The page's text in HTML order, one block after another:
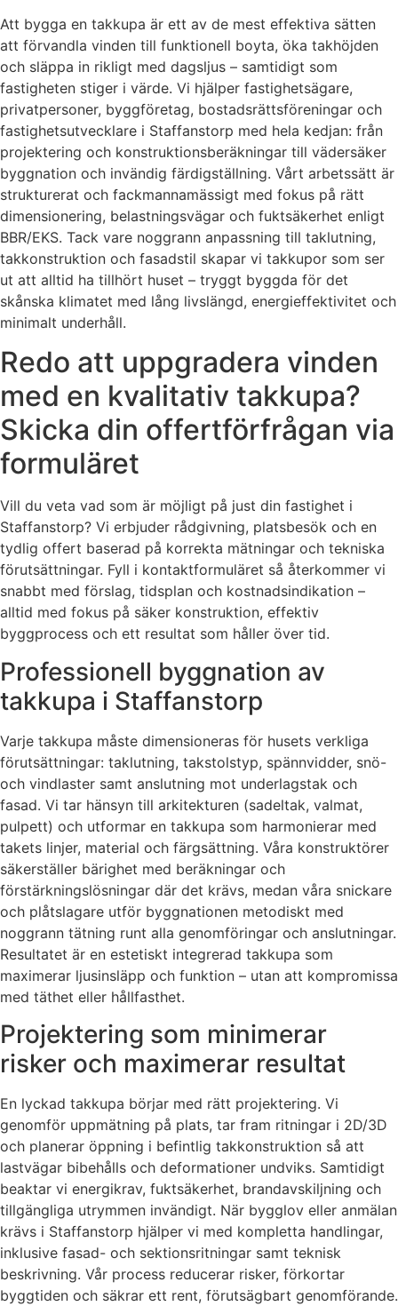
Att bygga en takkupa är ett av de mest effektiva sätten
att förvandla vinden till funktionell boyta, öka takhöjden
och släppa in rikligt med dagsljus – samtidigt som
fastigheten stiger i värde. Vi hjälper fastighetsägare,
privatpersoner, byggföretag, bostadsrättsföreningar och
fastighetsutvecklare i Staffanstorp med hela kedjan: från
projektering och konstruktionsberäkningar till vädersäker
byggnation och invändig färdigställning. Vårt arbetssätt är
strukturerat och fackmannamässigt med fokus på rätt
dimensionering, belastningsvägar och fuktsäkerhet enligt
BBR/EKS. Tack vare noggrann anpassning till taklutning,
takkonstruktion och fasadstil skapar vi takkupor som ser
ut att alltid ha tillhört huset – tryggt byggda för det
skånska klimatet med lång livslängd, energieffektivitet och
minimalt underhåll.
Redo att uppgradera vinden
med en kvalitativ takkupa?
Skicka din offertförfrågan via
formuläret
Vill du veta vad som är möjligt på just din fastighet i
Staffanstorp? Vi erbjuder rådgivning, platsbesök och en
tydlig offert baserad på korrekta mätningar och tekniska
förutsättningar. Fyll i kontaktformuläret så återkommer vi
snabbt med förslag, tidsplan och kostnadsindikation –
alltid med fokus på säker konstruktion, effektiv
byggprocess och ett resultat som håller över tid.
Professionell byggnation av
takkupa i Staffanstorp
Varje takkupa måste dimensioneras för husets verkliga
förutsättningar: taklutning, takstolstyp, spännvidder, snö-
och vindlaster samt anslutning mot underlagstak och
fasad. Vi tar hänsyn till arkitekturen (sadeltak, valmat,
pulpett) och utformar en takkupa som harmonierar med
takets linjer, material och färgsättning. Våra konstruktörer
säkerställer bärighet med beräkningar och
förstärkningslösningar där det krävs, medan våra snickare
och plåtslagare utför byggnationen metodiskt med
noggrann tätning runt alla genomföringar och anslutningar.
Resultatet är en estetiskt integrerad takkupa som
maximerar ljusinsläpp och funktion – utan att kompromissa
med täthet eller hållfasthet.
Projektering som minimerar
risker och maximerar resultat
En lyckad takkupa börjar med rätt projektering. Vi
genomför uppmätning på plats, tar fram ritningar i 2D/3D
och planerar öppning i befintlig takkonstruktion så att
lastvägar bibehålls och deformationer undviks. Samtidigt
beaktar vi energikrav, fuktsäkerhet, brandavskiljning och
tillgängliga utrymmen invändigt. När bygglov eller anmälan
krävs i Staffanstorp hjälper vi med kompletta handlingar,
inklusive fasad- och sektionsritningar samt teknisk
beskrivning. Vår process reducerar risker, förkortar
byggtiden och säkrar ett rent, förutsägbart genomförande.